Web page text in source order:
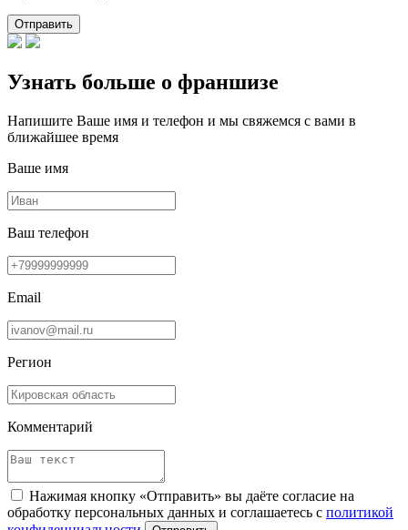
Отправить
Узнать больше о франшизе
Напишите Ваше имя и телефон и мы свяжемся с вами в
ближайшее время
Ваше имя
Ваш телефон
Email
Регион
Комментарий
Нажимая кнопку «Отправить» вы даёте согласие на
обработку персональных данных и соглашаетесь с политикой